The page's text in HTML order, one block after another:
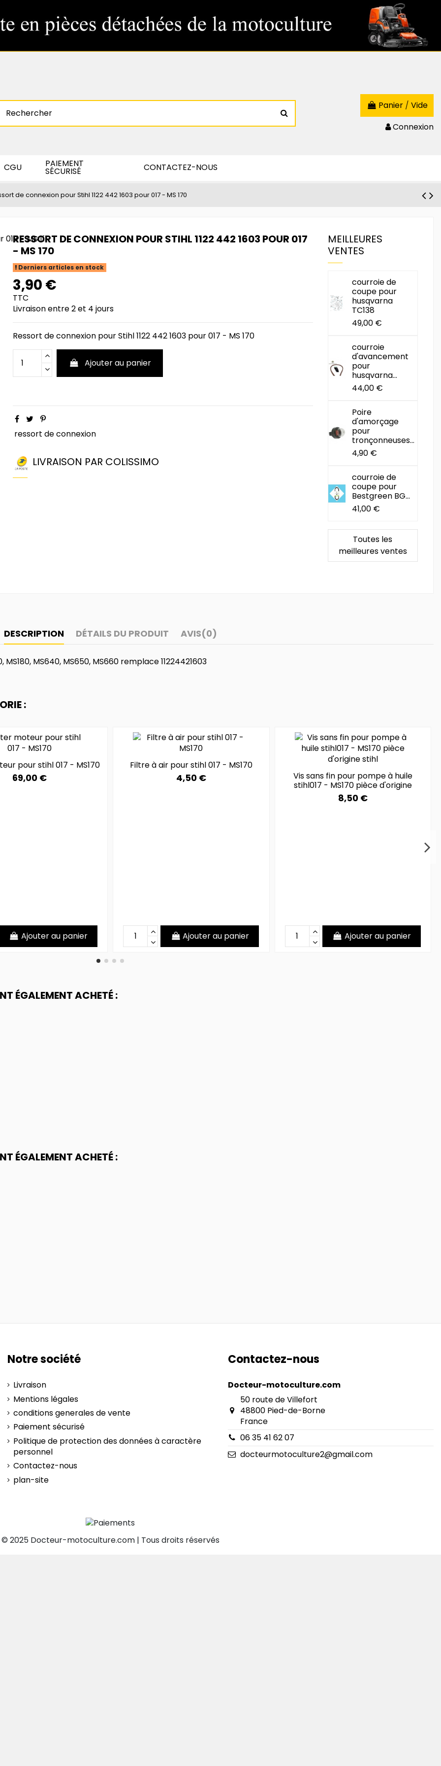
Panier / Vide
Connexion
CGU PAIEMENT
SÉCURISÉ CONTACTEZ-NOUS
de connexion pour Stihl 1122 442 1603 pour 017 - MS 170
RESSORT DE CONNEXION POUR STIHL 1122 442 1603 POUR 017
- MS 170
Derniers articles en stock
3,90 €
TTC
Livraison entre 2 et 4 jours
Ressort de connexion pour Stihl 1122 442 1603 pour 017 - MS 170
Ajouter au panier
ressort de connexion
LIVRAISON PAR COLISSIMO
MEILLEURES
VENTES
courroie de
coupe pour
husqvarna
TC138
49,00 €
courroie
d'avancement
pour
husqvarna...
44,00 €
Poire
d'amorçage
pour
tronçonneuses...
4,90 €
courroie de
coupe pour
Bestgreen BG...
41,00 €
Toutes les
meilleures ventes
DESCRIPTION DÉTAILS DU PRODUIT AVIS(0)
MS640, MS650, MS660 remplace 11224421603
:
pour stihl 017 - MS170
69,00 €
Ajouter au panier
Filtre à air pour stihl 017 - MS170
4,50 €
Ajouter au panier
Vis sans fin pour pompe à huile
stihl017 - MS170 pièce d'origine
8,50 €
Ajouter au panier
ÉGALEMENT ACHETÉ :
ÉGALEMENT ACHETÉ :
Notre société
Livraison
Mentions légales
conditions generales de vente
Paiement sécurisé
Politique de protection des données à caractère
personnel
Contactez-nous
plan-site
Contactez-nous
Docteur-motoculture.com
50 route de Villefort
48800 Pied-de-Borne
France
06 35 41 62 07
docteurmotoculture2@gmail.com
© 2025 Docteur-motoculture.com | Tous droits réservés